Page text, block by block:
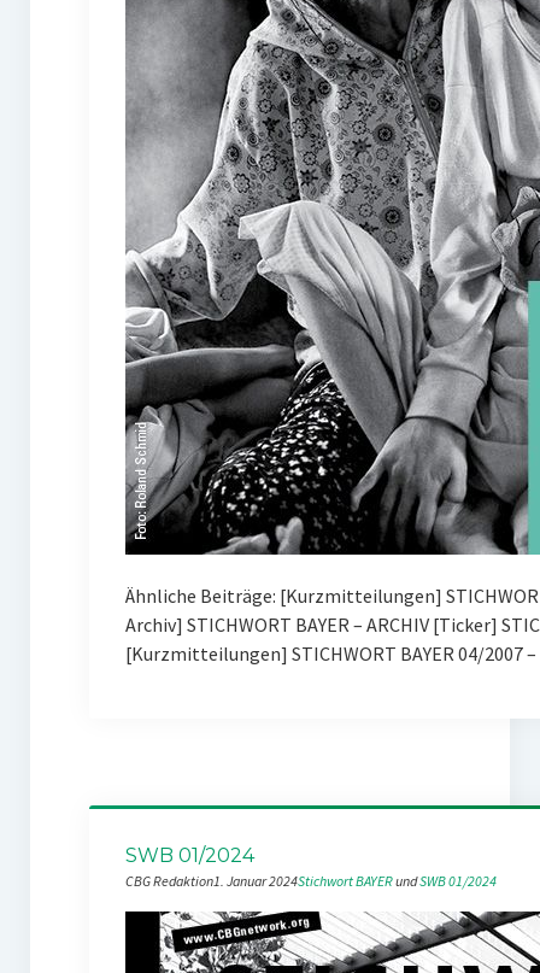
Ähnliche Beiträge: [Kurzmitteilungen]
Archiv] STICHWORT BAYER – ARCHIV [Ticker]
[Kurzmitteilungen] STICHWORT BAYER 04/2007
SWB 01/2024
CBG Redaktion1. Januar 2024Stichwort BAYER und SWB 01/2024